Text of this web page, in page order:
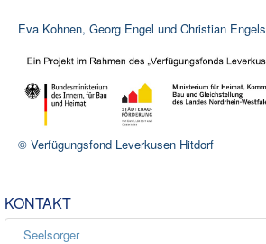
Eva Kohnen, Georg Engel und Christian Engels
© Verfügungsfond Leverkusen Hitdorf
KONTAKT
Seelsorger